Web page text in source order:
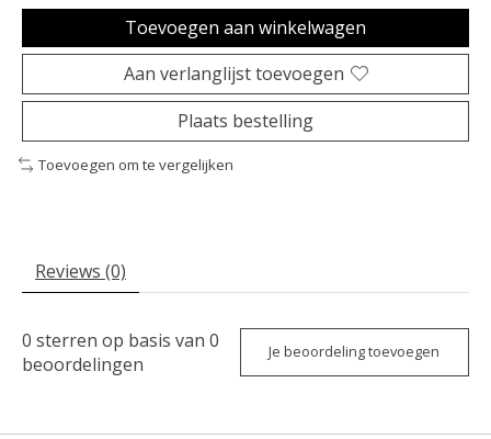
Toevoegen aan winkelwagen
Aan verlanglijst toevoegen
Plaats bestelling
Toevoegen om te vergelijken
Reviews (0)
0 sterren op basis van 0
beoordelingen
Je beoordeling toevoegen